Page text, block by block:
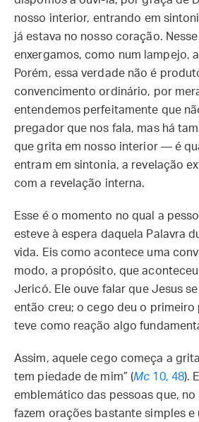
nosso interior, entrando em
já estava no nosso coração.
enxergamos, como num lampejo,
Porém, essa verdade não é
convencimento ordinário, por
entendemos perfeitamente que
pregador que nos fala, mas há
que grita em nosso interior — é
entram em sintonia, a revelação
com a revelação interna.
Esse é o momento no qual a
esteve à espera daquela Palavra
vida. Eis como acontece uma
modo, a propósito, que
Jericó. Ele ouve falar que Jesus
então creu; o cego deu o primeiro
teve como reação algo
Assim, aquele cego começa a
tem piedade de mim” (Mc 10, 48).
emblemático das pessoas que, no
fazem orações bastante simples e